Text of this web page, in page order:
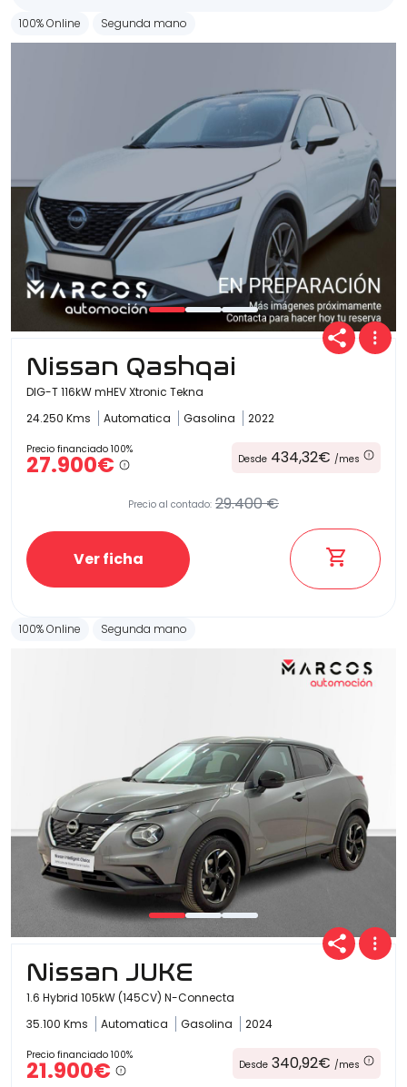
100% Online Segunda mano
Nissan Qashqai
DIG-T 116kW mHEV Xtronic Tekna
24.250 Kms
Automatica Gasolina 2022
Precio financiado 100%
27.900€ Desde 434,32€ /mes
Precio al contado: 29.400 €
Ver ficha
100% Online Segunda mano
Nissan JUKE
1.6 Hybrid 105kW (145CV) N-Connecta
35.100 Kms
Automatica Gasolina 2024
Precio financiado 100%
21.900€ Desde 340,92€ /mes